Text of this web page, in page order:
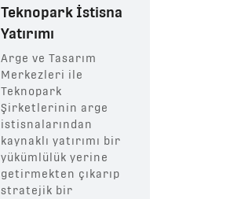
Teknopark İstisna
Yatırımı
Arge ve Tasarım
Merkezleri ile
Teknopark
Şirketlerinin arge
istisnalarından
kaynaklı yatırımı bir
yükümlülük yerine
getirmekten çıkarıp
stratejik bir